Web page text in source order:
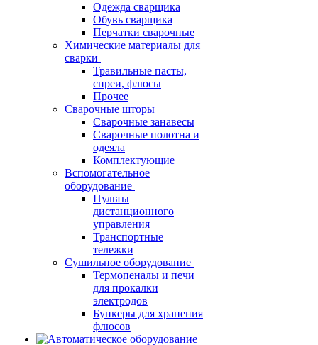
Одежда сварщика
Обувь сварщика
Перчатки сварочные
Химические материалы для
сварки
Травильные пасты,
спреи, флюсы
Прочее
Сварочные шторы
Сварочные занавесы
Сварочные полотна и
одеяла
Комплектующие
Вспомогательное
оборудование
Пульты
дистанционного
управления
Транспортные
тележки
Сушильное оборудование
Термопеналы и печи
для прокалки
электродов
Бункеры для хранения
флюсов